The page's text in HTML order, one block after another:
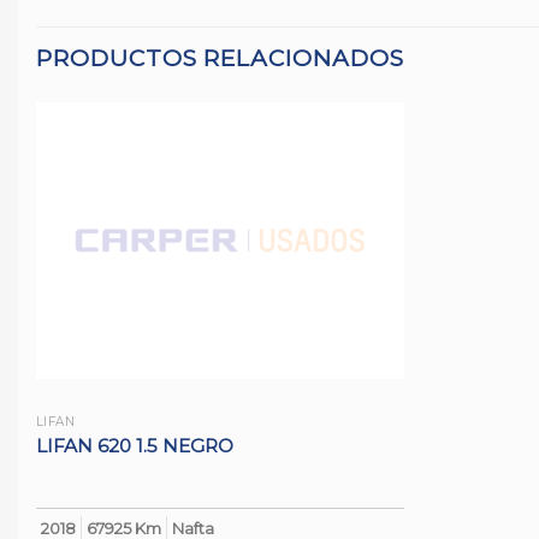
PRODUCTOS RELACIONADOS
LIFAN
LIFAN 620 1.5 NEGRO
2018 67925 Km Nafta